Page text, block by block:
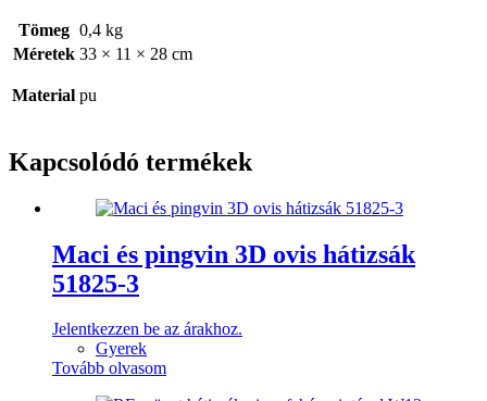
Tömeg 0,4 kg
Méretek 33 × 11 × 28 cm
Material pu
Kapcsolódó termékek
Maci és pingvin 3D ovis hátizsák
51825-3
Jelentkezzen be az árakhoz.
Gyerek
Tovább olvasom